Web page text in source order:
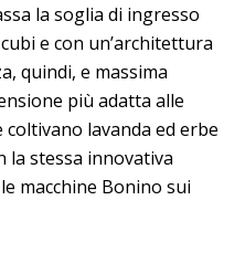
la soglia di ingresso
e con un’architettura
quindi, e massima
più adatta alle
coltivano lavanda ed erbe
la stessa innovativa
macchine Bonino sui